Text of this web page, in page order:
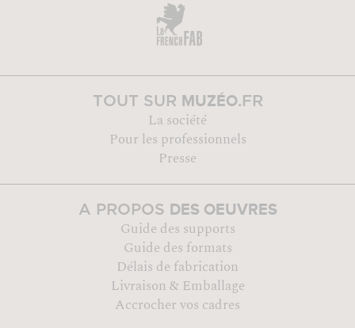
TOUT SUR MUZÉO.FR
La société
Pour les professionnels
Presse
A PROPOS DES OEUVRES
Guide des supports
Guide des formats
Délais de fabrication
Livraison & Emballage
Accrocher vos cadres